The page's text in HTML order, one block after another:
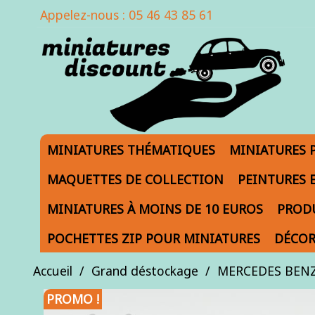
Appelez-nous : 05 46 43 85 61
MINIATURES THÉMATIQUES
MINIATURES
MAQUETTES DE COLLECTION
PEINTURES
MINIATURES À MOINS DE 10 EUROS
POCHETTES ZIP POUR MINIATURES
Accueil
Grand déstockage
MERCEDES
PROMO !